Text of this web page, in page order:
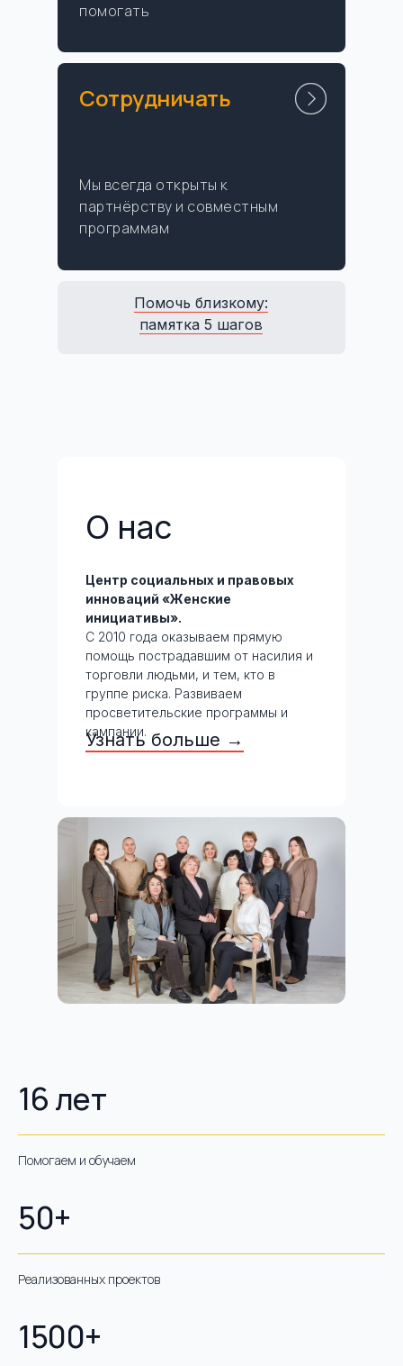
помогать
Мы всегда открыты к
партнёрству и совместным
программам
Сотрудничать
Помочь близкому:
памятка 5 шагов
Центр социальных и правовых
инноваций «Женские
инициативы».
С 2010 года оказываем прямую
помощь пострадавшим от насилия и
торговли людьми, и тем, кто в
группе риска. Развиваем
просветительские программы и
кампании.
О нас
Узнать больше →
16 лет
Помогаем и обучаем
50+
Реализованных проектов
1500+